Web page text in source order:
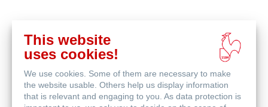
Comprar
en
línea
This website
uses cookies!
We use cookies. Some of them are necessary to make
the website usable. Others help us display information
that is relevant and engaging to you. As data protection is